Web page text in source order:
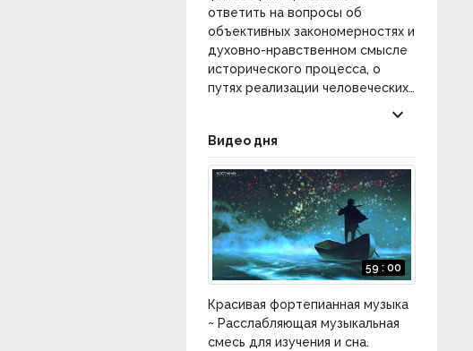
ответить на вопросы об
объективных закономерностях и
духовно-нравственном смысле
исторического процесса, о
путях реализации человеческих
общечеловеческого единства.
Категория:Философия истории.
keyboard_arrow_down
Видео дня
59 : 00
Красивая фортепианная музыка
~ Расслабляющая музыкальная
смесь для изучения и сна.